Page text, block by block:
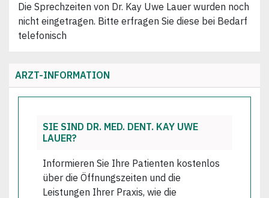
Die Sprechzeiten von Dr. Kay Uwe Lauer wurden noch
nicht eingetragen. Bitte erfragen Sie diese bei Bedarf
telefonisch
ARZT-INFORMATION
SIE SIND DR. MED. DENT. KAY UWE
LAUER?
Informieren Sie Ihre Patienten kostenlos
über die Öffnungszeiten und die
Leistungen Ihrer Praxis, wie die